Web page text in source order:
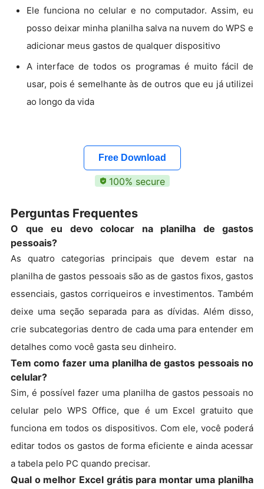
Ele funciona no celular e no computador. Assim, eu
posso deixar minha planilha salva na nuvem do WPS e
adicionar meus gastos de qualquer dispositivo
A interface de todos os programas é muito fácil de
usar, pois é semelhante às de outros que eu já utilizei
ao longo da vida
Free Download
100% secure
Perguntas Frequentes
O que eu devo colocar na planilha de gastos
pessoais?
As quatro categorias principais que devem estar na
planilha de gastos pessoais são as de gastos fixos, gastos
essenciais, gastos corriqueiros e investimentos. Também
deixe uma seção separada para as dívidas. Além disso,
crie subcategorias dentro de cada uma para entender em
detalhes como você gasta seu dinheiro.
Tem como fazer uma planilha de gastos pessoais no
celular?
Sim, é possível fazer uma planilha de gastos pessoais no
celular pelo WPS Office, que é um Excel gratuito que
funciona em todos os dispositivos. Com ele, você poderá
editar todos os gastos de forma eficiente e ainda acessar
a tabela pelo PC quando precisar.
Qual o melhor Excel grátis para montar uma planilha